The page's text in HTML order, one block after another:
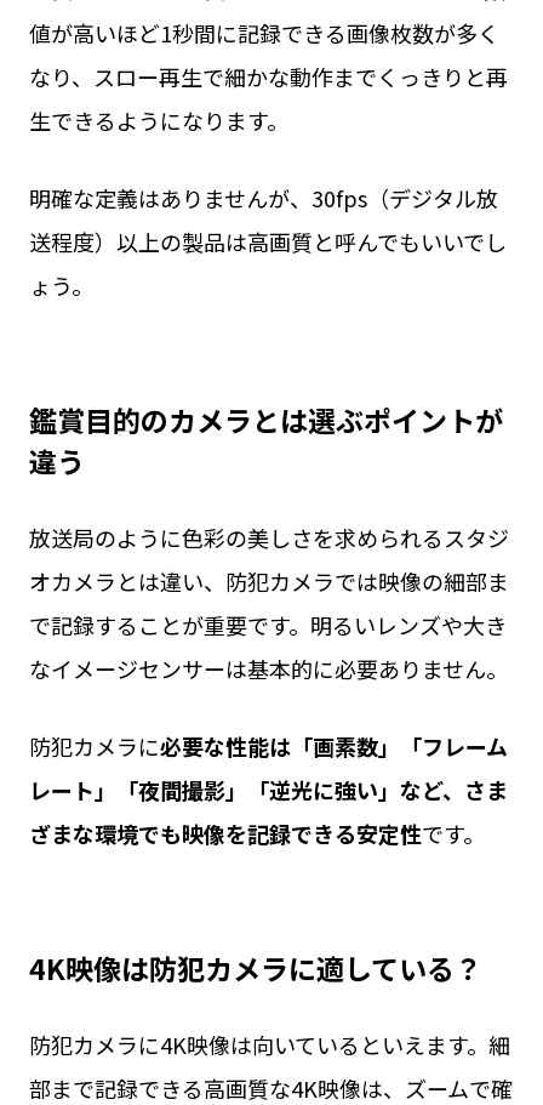
値が高いほど1秒間に記録できる画像枚数が多く
なり、スロー再生で細かな動作までくっきりと再
生できるようになります。
明確な定義はありませんが、30fps（デジタル放
送程度）以上の製品は高画質と呼んでもいいでし
ょう。
鑑賞目的のカメラとは選ぶポイントが
違う
放送局のように色彩の美しさを求められるスタジ
オカメラとは違い、防犯カメラでは映像の細部ま
で記録することが重要です。明るいレンズや大き
なイメージセンサーは基本的に必要ありません。
防犯カメラに必要な性能は「画素数」「フレーム
レート」「夜間撮影」「逆光に強い」など、さま
ざまな環境でも映像を記録できる安定性です。
4K映像は防犯カメラに適している？
防犯カメラに4K映像は向いているといえます。細
部まで記録できる高画質な4K映像は、ズームで確